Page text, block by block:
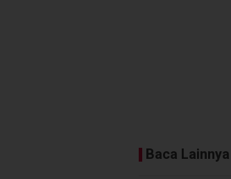
Baca Lainnya